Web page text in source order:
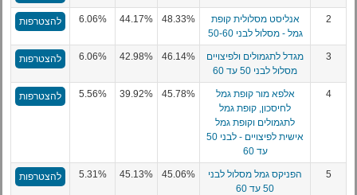
2
אנליסט מסלולית קופת
גמל - מסלול לבני 50-60
48.33%
44.17%
6.06% להצטרפות
3
מגדל לתגמולים ולפיצויים
מסלול לבני 50 עד 60
46.14%
42.98%
6.06% להצטרפות
4
אלפא מור קופת גמל
לחיסכון, קופת גמל
לתגמולים וקופת גמל
אישית לפיצויים - לבני 50
עד 60
45.78%
39.92%
5.56% להצטרפות
5
הפניקס גמל מסלול לבני
50 עד 60
45.06%
45.13%
5.31% להצטרפות